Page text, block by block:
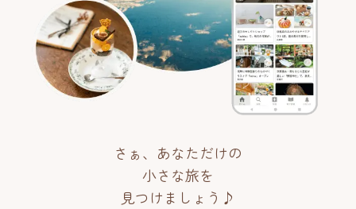
さぁ、あなただけの
小さな旅を
見つけましょう♪